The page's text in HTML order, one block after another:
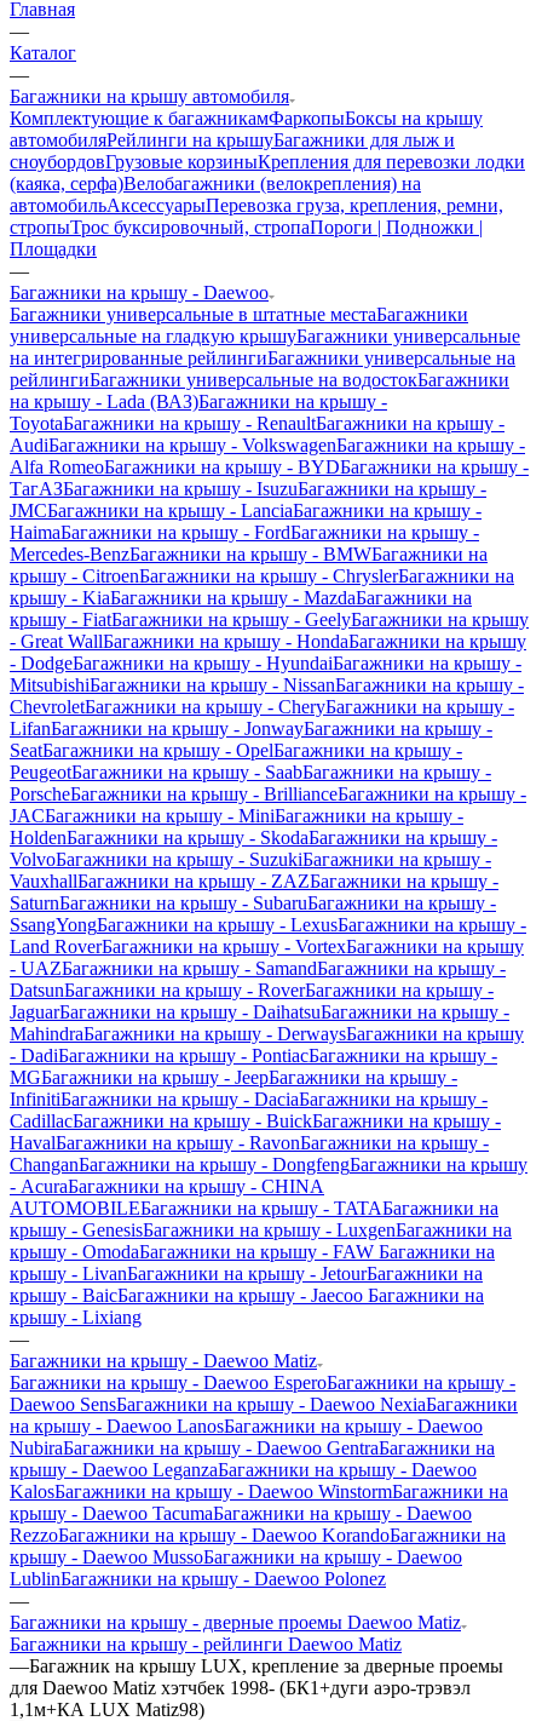
Главная
—
Каталог
—
Багажники на крышу автомобиля
Комплектующие к багажникамФаркопыБоксы на крышу
автомобиляРейлинги на крышуБагажники для лыж и
сноубордовГрузовые корзиныКрепления для перевозки лодки
(каяка, серфа)Велобагажники (велокрепления) на
автомобильАксессуарыПеревозка груза, крепления, ремни,
стропыТрос буксировочный, стропаПороги | Подножки |
Площадки
—
Багажники на крышу - Daewoo
Багажники универсальные в штатные местаБагажники
универсальные на гладкую крышуБагажники универсальные
на интегрированные рейлингиБагажники универсальные на
рейлингиБагажники универсальные на водостокБагажники
на крышу - Lada (ВАЗ)Багажники на крышу -
ToyotaБагажники на крышу - RenaultБагажники на крышу -
AudiБагажники на крышу - VolkswagenБагажники на крышу -
Alfa RomeoБагажники на крышу - BYDБагажники на крышу -
ТагАЗБагажники на крышу - IsuzuБагажники на крышу -
JMCБагажники на крышу - LanciaБагажники на крышу -
HaimaБагажники на крышу - FordБагажники на крышу -
Mercedes-BenzБагажники на крышу - BMWБагажники на
крышу - CitroenБагажники на крышу - ChryslerБагажники на
крышу - KiaБагажники на крышу - MazdaБагажники на
крышу - FiatБагажники на крышу - GeelyБагажники на крышу
- Great WallБагажники на крышу - HondaБагажники на крышу
- DodgeБагажники на крышу - HyundaiБагажники на крышу -
MitsubishiБагажники на крышу - NissanБагажники на крышу -
ChevroletБагажники на крышу - CheryБагажники на крышу -
LifanБагажники на крышу - JonwayБагажники на крышу -
SeatБагажники на крышу - OpelБагажники на крышу -
PeugeotБагажники на крышу - SaabБагажники на крышу -
PorscheБагажники на крышу - BrillianceБагажники на крышу -
JACБагажники на крышу - MiniБагажники на крышу -
HoldenБагажники на крышу - SkodaБагажники на крышу -
VolvoБагажники на крышу - SuzukiБагажники на крышу -
VauxhallБагажники на крышу - ZAZБагажники на крышу -
SaturnБагажники на крышу - SubaruБагажники на крышу -
SsangYongБагажники на крышу - LexusБагажники на крышу -
Land RoverБагажники на крышу - VortexБагажники на крышу
- UAZБагажники на крышу - SamandБагажники на крышу -
DatsunБагажники на крышу - RoverБагажники на крышу -
JaguarБагажники на крышу - DaihatsuБагажники на крышу -
MahindraБагажники на крышу - DerwaysБагажники на крышу
- DadiБагажники на крышу - PontiacБагажники на крышу -
MGБагажники на крышу - JeepБагажники на крышу -
InfinitiБагажники на крышу - DaciaБагажники на крышу -
CadillacБагажники на крышу - BuickБагажники на крышу -
HavalБагажники на крышу - RavonБагажники на крышу -
ChanganБагажники на крышу - DongfengБагажники на крышу
- AcuraБагажники на крышу - CHINA
AUTOMOBILEБагажники на крышу - TATAБагажники на
крышу - GenesisБагажники на крышу - LuxgenБагажники на
крышу - OmodaБагажники на крышу - FAW Багажники на
крышу - LivanБагажники на крышу - JetourБагажники на
крышу - BaicБагажники на крышу - Jaecoo Багажники на
крышу - Lixiang
—
Багажники на крышу - Daewoo Matiz
Багажники на крышу - Daewoo EsperoБагажники на крышу -
Daewoo SensБагажники на крышу - Daewoo NexiaБагажники
на крышу - Daewoo LanosБагажники на крышу - Daewoo
NubiraБагажники на крышу - Daewoo GentraБагажники на
крышу - Daewoo LeganzaБагажники на крышу - Daewoo
KalosБагажники на крышу - Daewoo WinstormБагажники на
крышу - Daewoo TacumaБагажники на крышу - Daewoo
RezzoБагажники на крышу - Daewoo KorandoБагажники на
крышу - Daewoo MussoБагажники на крышу - Daewoo
LublinБагажники на крышу - Daewoo Polonez
—
Багажники на крышу - дверные проемы Daewoo Matiz
Багажники на крышу - рейлинги Daewoo Matiz
—Багажник на крышу LUX, крепление за дверные проемы
для Daewoo Matiz хэтчбек 1998- (БК1+дуги аэро-трэвэл
1,1м+КА LUX Matiz98)